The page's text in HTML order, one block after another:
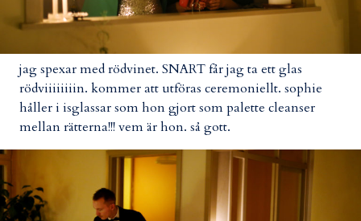
jag spexar med rödvinet. SNART får jag ta ett glas
rödviiiiiiiin. kommer att utföras ceremoniellt. sophie
håller i isglassar som hon gjort som palette cleanser
mellan rätterna!!! vem är hon. så gott.